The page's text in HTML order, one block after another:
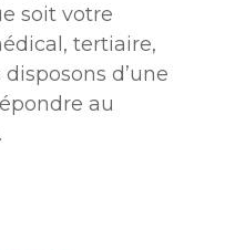
soit votre
tertiaire,
d’une
au